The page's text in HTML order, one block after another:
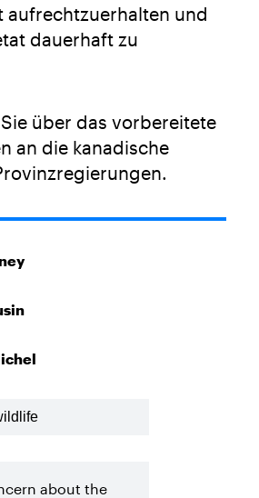
aufrechtzuerhalten und
dauerhaft zu
über das vorbereitete
an die kanadische